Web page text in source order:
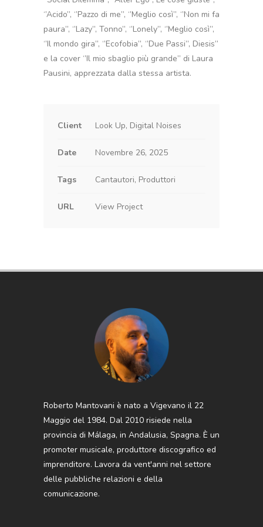
‘’Acido’’, ‘’Pazzo di me’’, ‘’Meglio così’’, ‘’Non mi fa
paura’’, ‘’Lazy’’, Tonno’’, ‘’Lonely’’, ‘’Meglio così’’,
‘’Il mondo gira’’, ‘’Ecofobia’’, ‘’Due Passi’’, Diesis’’
e la cover ‘’Il mio sbaglio più grande’’ di Laura
Pausini, apprezzata dalla stessa artista.
Client Look Up, Digital Noises
Date Novembre 26, 2025
Tags Cantautori, Produttori
URL View Project
Roberto Mantovani è nato a Vigevano il 22
Maggio del 1984. Dal 2010 risiede nella
provincia di Málaga, in Andalusia, Spagna. È un
promoter musicale, produttore discografico ed
imprenditore. Lavora da vent'anni nel settore
delle pubbliche relazioni e della
comunicazione.